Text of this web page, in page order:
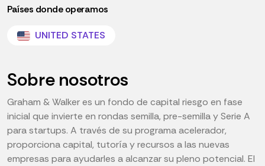
Países donde operamos
UNITED STATES
Sobre nosotros
Graham & Walker es un fondo de capital riesgo en fase
inicial que invierte en rondas semilla, pre-semilla y Serie A
para startups. A través de su programa acelerador,
proporciona capital, tutoría y recursos a las nuevas
empresas para ayudarles a alcanzar su pleno potencial. El